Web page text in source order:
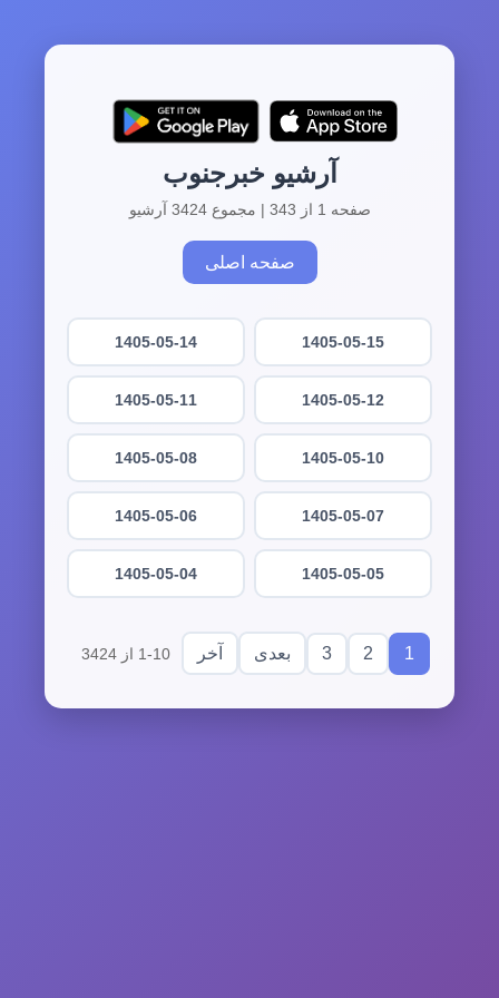
آرشیو خبرجنوب
صفحه 1 از 343 | مجموع 3424 آرشیو
صفحه اصلی
1405-05-15
1405-05-14
1405-05-12
1405-05-11
1405-05-10
1405-05-08
1405-05-07
1405-05-06
1405-05-05
1405-05-04
1
2
3 بعدی آخر 1-10 از 3424